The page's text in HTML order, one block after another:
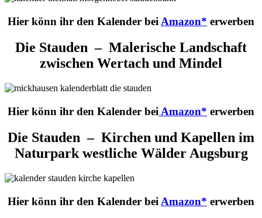
Hier könn ihr den Kalender bei Amazon* erwerben
Die Stauden – Malerische Landschaft
zwischen Wertach und Mindel
Hier könn ihr den Kalender bei Amazon* erwerben
Die Stauden – Kirchen und Kapellen im
Naturpark westliche Wälder Augsburg
Hier könn ihr den Kalender bei Amazon* erwerben